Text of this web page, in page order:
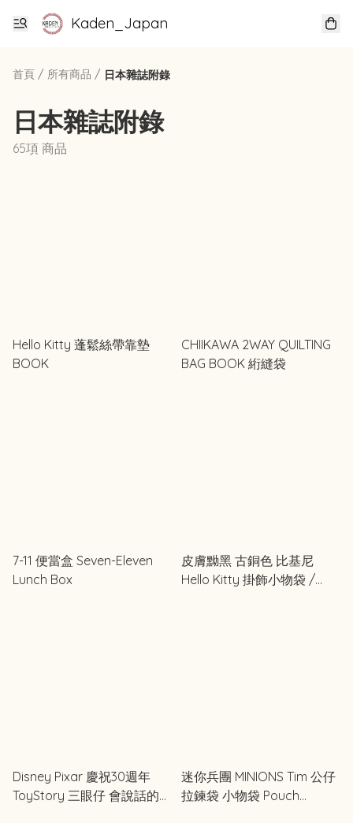
Kaden_Japan
首頁 / 所有商品 / 日本雜誌附錄
日本雜誌附錄
65項 商品
Hello Kitty 蓬鬆絲帶靠墊
BOOK
CHIIKAWA 2WAY QUILTING
BAG BOOK 絎縫袋
7-11 便當盒 Seven-Eleven
Lunch Box
皮膚黝黑 古銅色 比基尼
Hello Kitty 掛飾小物袋 /
Disney Pixar 慶祝30週年
ToyStory 三眼仔 會說話的小
迷你兵團 MINIONS Tim 公仔
拉鍊袋 小物袋 Pouch